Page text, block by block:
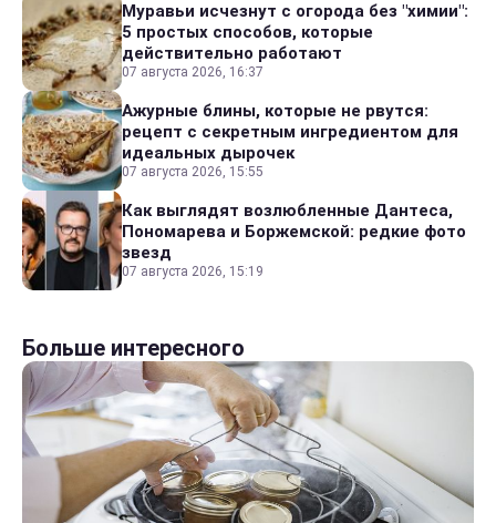
Муравьи исчезнут с огорода без "химии":
5 простых способов, которые
действительно работают
07 августа 2026, 16:37
Ажурные блины, которые не рвутся:
рецепт с секретным ингредиентом для
идеальных дырочек
07 августа 2026, 15:55
Как выглядят возлюбленные Дантеса,
Пономарева и Боржемской: редкие фото
звезд
07 августа 2026, 15:19
Больше интересного